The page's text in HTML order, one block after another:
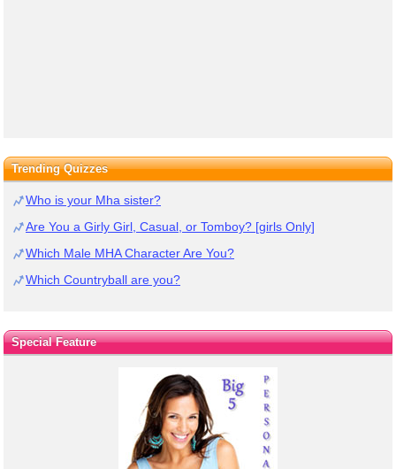
Trending Quizzes
Who is your Mha sister?
Are You a Girly Girl, Casual, or Tomboy? [girls Only]
Which Male MHA Character Are You?
Which Countryball are you?
Special Feature